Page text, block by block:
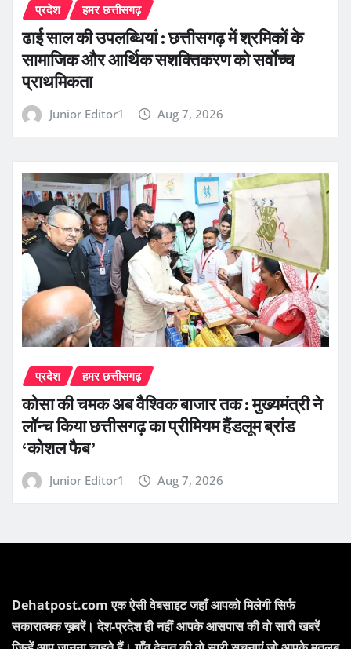
प्रदेश हमर छत्तीसगढ़
ढाई साल की उपलब्धियां : छत्तीसगढ़ में श्रमिकों के
सामाजिक और आर्थिक सशक्तिकरण को सर्वाेच्च
प्राथमिकता
Junior Editor1 Aug 7, 2026
प्रदेश हमर छत्तीसगढ़
कोसा की चमक अब वैश्विक बाजार तक : मुख्यमंत्री ने
लॉन्च किया छत्तीसगढ़ का प्रीमियम हैंडलूम ब्रांड
‘कोशल फैब’
Junior Editor1 Aug 7, 2026
Dehatpost.com एक ऐसी वेबसाइट जहाँ आपको मिलेगी सिर्फ
सकारात्मक ख़बरें। देश-प्रदेश ही नहीं आपके आसपास की वो सारी खबरें